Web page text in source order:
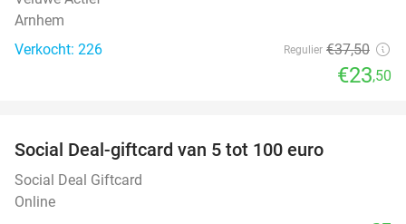
Arnhem
Verkocht: 226
Regulier €37,50
€23,50
Social Deal-giftcard van 5 tot 100 euro
Social Deal Giftcard
Online